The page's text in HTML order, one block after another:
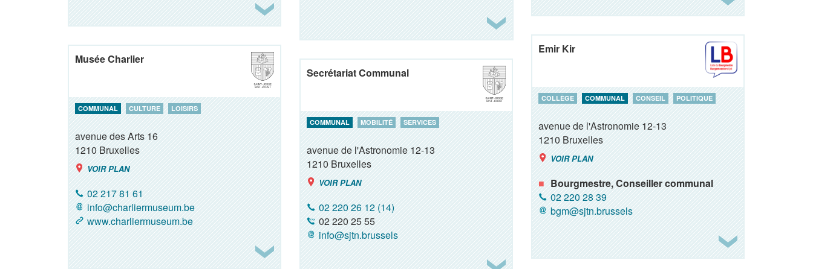
Emir Kir
COLLÈGE COMMUNAL CONSEIL POLITIQUE
avenue de l'Astronomie 12-13
1210Bruxelles
VOIR PLAN
Bourgmestre, Conseiller communal
02 220 28 39
bgm@sjtn.brussels
Musée Charlier
COMMUNAL CULTURE LOISIRS
avenue des Arts 16
1210Bruxelles
VOIR PLAN
02 217 81 61
info@charliermuseum.be
www.charliermuseum.be
Secrétariat Communal
COMMUNAL MOBILITÉ SERVICES
avenue de l'Astronomie 12-13
1210Bruxelles
VOIR PLAN
02 220 26 12 (14)
02 220 25 55
info@sjtn.brussels